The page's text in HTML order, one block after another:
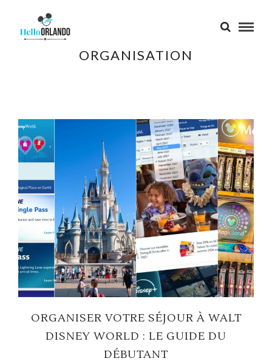
ORGANISATION
ORGANISER VOTRE SÉJOUR À WALT
DISNEY WORLD : LE GUIDE DU
DÉBUTANT